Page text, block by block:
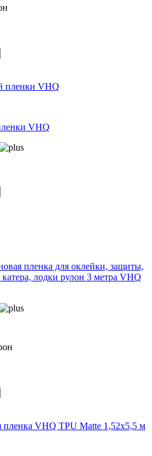
VHQ
пленка для оклейки, защиты,
лодки рулон 3 метра VHQ